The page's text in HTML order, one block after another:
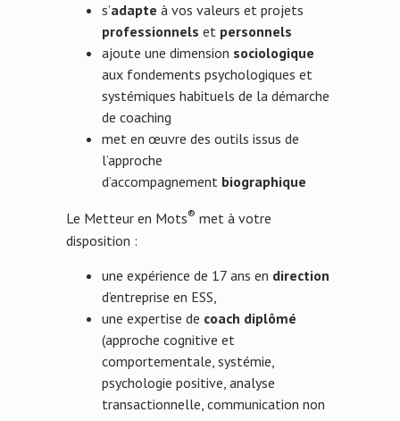
s’adapte à vos valeurs et projets
professionnels et personnels
ajoute une dimension sociologique
aux fondements psychologiques et
systémiques habituels de la démarche
de coaching
met en œuvre des outils issus de
l’approche
d’accompagnement biographique
Le Metteur en Mots® met à votre
disposition :
une expérience de 17 ans en direction
d’entreprise en ESS,
une expertise de coach diplômé
(approche cognitive et
comportementale, systémie,
psychologie positive, analyse
transactionnelle, communication non